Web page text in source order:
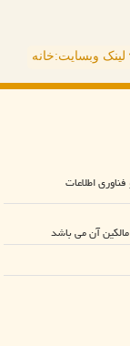
لینک وبسایت:خانه
اطلاعات